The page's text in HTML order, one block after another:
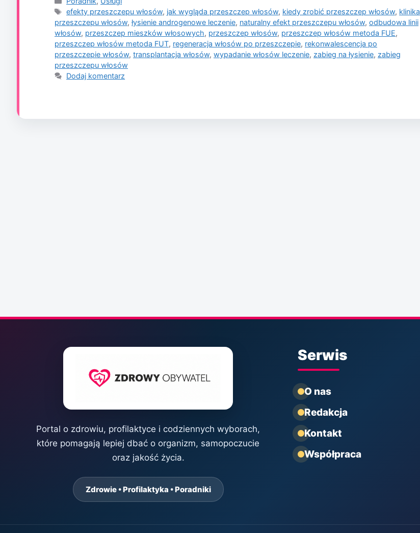
Tagi
efekty przeszczepu włosów, jak wygląda przeszczep włosów, kiedy zrobić przeszczep włosów, klinika
przeszczepu włosów, łysienie androgenowe leczenie, naturalny efekt przeszczepu włosów, odbudowa linii
włosów, przeszczep mieszków włosowych, przeszczep włosów, przeszczep włosów metoda FUE,
przeszczep włosów metoda FUT, regeneracja włosów po przeszczepie, rekonwalescencja po
przeszczepie włosów, transplantacja włosów, wypadanie włosów leczenie, zabieg na łysienie, zabieg
przeszczepu włosów
Dodaj komentarz
Portal o zdrowiu, profilaktyce i codziennych wyborach,
które pomagają lepiej dbać o organizm, samopoczucie
oraz jakość życia.
Zdrowie • Profilaktyka • Poradniki
Serwis
O nas
Redakcja
Kontakt
Współpraca